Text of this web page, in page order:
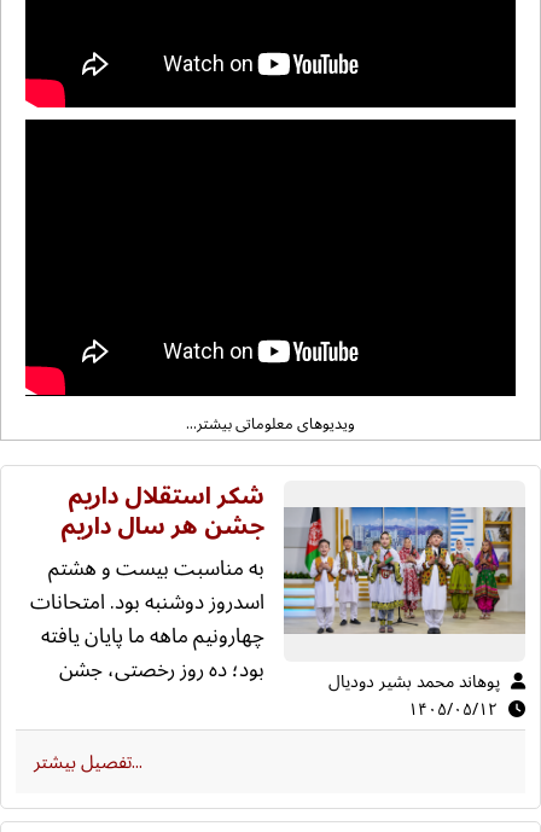
ویدیوهای معلوماتی بیشتر...
پوهاند محمد بشير دوديال
۱۴۰۵/۰۵/۱۲
شکر استقلال داریم
جشن هر سال داریم
به مناسبت بیست و هشتم
اسدروز دوشنبه بود. امتحانات
چهارونیم ماهه ما پایان یافته
بود؛ ده روز رخصتی، جشن
شروع درسها. نگران صنف ما
در آن روز برای ما این مژده را
داد. ما خوشحال شدیم. معلم
تفصیل بیشتر...